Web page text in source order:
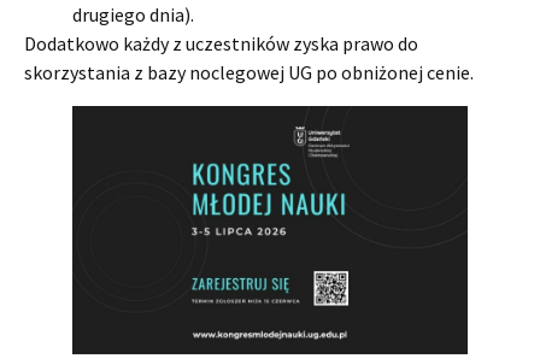
drugiego dnia).
Dodatkowo każdy z uczestników zyska prawo do
skorzystania z bazy noclegowej UG po obniżonej cenie.